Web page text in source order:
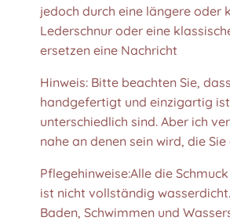
jedoch durch eine längere oder
Lederschnur oder eine
ersetzen eine Nachricht
Hinweis: Bitte beachten Sie,
handgefertigt und einzigartig
unterschiedlich sind. Aber ich
nahe an denen sein wird, die
Pflegehinweise:Alle die
ist nicht vollständig
Baden, Schwimmen und